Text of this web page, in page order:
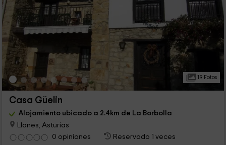
19 Fotos
Casa Güelin
Alojamiento ubicado a 2.4km de La Borbolla
Llanes, Asturias
0 opiniones
Reservado 1 veces